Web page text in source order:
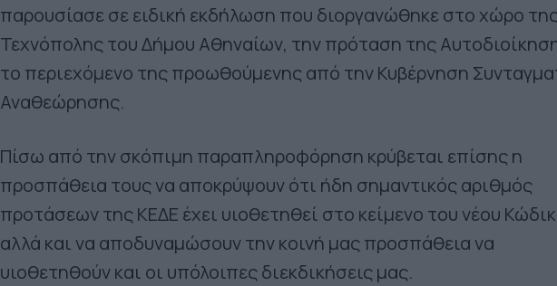
παρουσίασε σε ειδική εκδήλωση που διοργανώθηκε στο χώρο
Τεχνόπολης του Δήμου Αθηναίων, την πρόταση της
το περιεχόμενο της προωθούμενης από την Κυβέρνηση
Αναθεώρησης.
Πίσω από την σκόπιμη παραπληροφόρηση κρύβεται επίσης η
προσπάθεια τους να αποκρύψουν ότι ήδη σημαντικός αριθμός
προτάσεων της ΚΕΔΕ έχει υιοθετηθεί στο κείμενο του νέου
αλλά και να αποδυναμώσουν την κοινή μας προσπάθεια να
υιοθετηθούν και οι υπόλοιπες διεκδικήσεις μας.